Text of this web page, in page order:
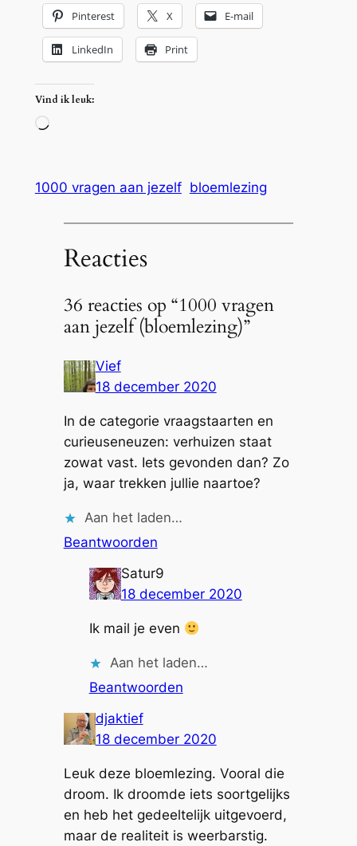
Pinterest X E-mail
LinkedIn Print
Vind ik leuk:
Aan
1000 vragen aan jezelf bloemlezing
Reacties
36 reacties op “1000 vragen
aan jezelf (bloemlezing)”
Vief
18 december 2020
In de categorie vraagstaarten en
curieuseneuzen: verhuizen staat
zowat vast. Iets gevonden dan? Zo
ja, waar trekken jullie naartoe?
Aan het laden…
Beantwoorden
Satur9
18 december 2020
Ik mail je even
Aan het laden…
Beantwoorden
djaktief
18 december 2020
Leuk deze bloemlezing. Vooral die
droom. Ik droomde iets soortgelijks
en heb het gedeeltelijk uitgevoerd,
maar de realiteit is weerbarstig.